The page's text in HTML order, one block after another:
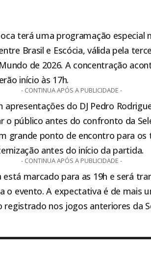
terá uma programação especial
Brasil e Escócia, válida pela
de 2026. A concentração
início às 17h.
- CONTINUA APÓS A PUBLICIDADE -
do DJ Pedro
o público antes do confronto da
grande ponto de encontro para os
antes do início da partida.
- CONTINUA APÓS A PUBLICIDADE -
está marcado para as 19h e será
o evento. A expectativa é de mais
nos jogos anteriores da